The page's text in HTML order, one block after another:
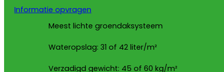
Meest lichte groendaksysteem
Wateropslag: 31 of 42 liter/m²
Verzadigd gewicht: 45 of 60 kg/m²
Informatie opvragen